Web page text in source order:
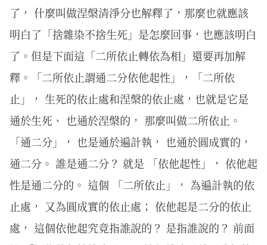
了， 什麼叫做涅槃清淨分也解釋了，那麼也就應該
明白了「捨雜染不捨生死」是怎麼回事，也應該明白
了。但是下面這「二所依止轉依為相」還要再加解
釋。「二所依止謂通二分依他起性」，「二所依
止」， 生死的依止處和涅槃的依止處，也就是它是
通於生死、 也通於涅槃的， 那麼叫做二所依止。
「通二分」， 也是通於遍計執， 也通於圓成實的，
通二分。 誰是通二分？ 就是 「依他起性」， 依他起
性是通二分的。 這個 「二所依止」， 為遍計執的依
止處， 又為圓成實的依止處； 依他起是二分的依止
處， 這個依他起究竟指誰說的？ 是指誰說的？ 前面